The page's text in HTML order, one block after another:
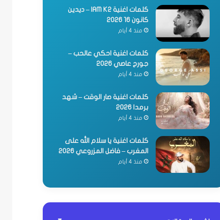
كلمات اغنية IAM K2 – ديدين
كانون 16 2026
منذ 4 أيام
كلمات اغنية احكي عالحب –
جورج عاصي 2026
منذ 4 أيام
كلمات اغنية صار الوقت – شهد
برمدا 2026
منذ 4 أيام
كلمات اغنية يا سلام الله على
المغرب – فاضل المزروعي 2026
منذ 4 أيام